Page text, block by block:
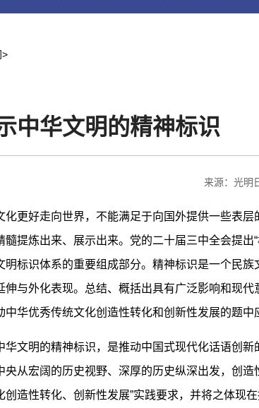
>
中华文明的精神标识
来源：光明
好走向世界，不能满足于向国外提供一些表层
髓提炼出来、展示出来。党的二十届三中全会提出
明标识体系的重要组成部分。精神标识是一个民
伸与外化表现。总结、概括出具有广泛影响和现
中华优秀传统文化创造性转化和创新性发展的题中
明的精神标识，是推动中国式现代化话语创新
央从宏阔的历史视野、深厚的历史纵深出发，创造
创造性转化、创新性发展”实践要求，并将之体现